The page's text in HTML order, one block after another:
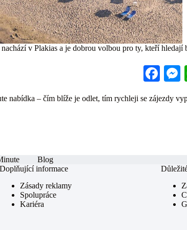
v Plakias a je dobrou volbou pro ty, kteří
Fa
bo
nabídka – čím blíže je odlet, tím rychleji se zájezdy
Blog
Doplňující informace
Zásady reklamy
Spolupráce
Kariéra